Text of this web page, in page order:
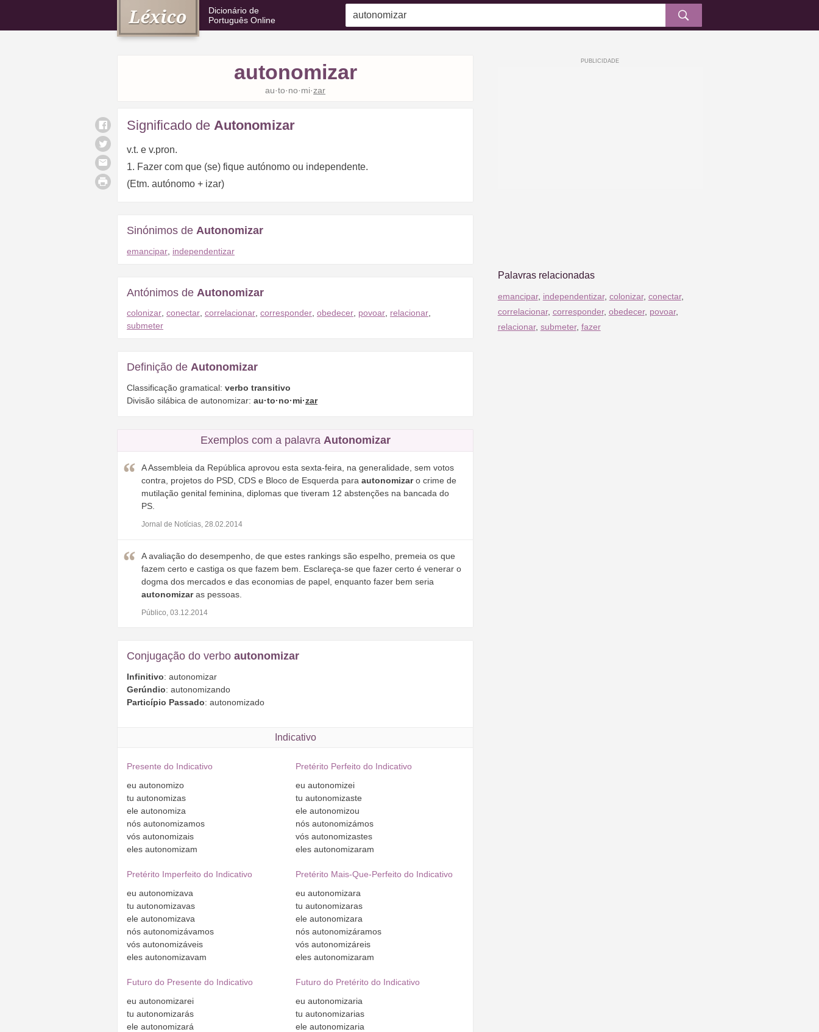
Dicionário de
Português Online
autonomizar
au·to·no·mi·zar
Significado de Autonomizar
v.t. e v.pron.
1. Fazer com que (se) fique autónomo ou independente.
(Etm. autónomo + izar)
Sinónimos de Autonomizar
emancipar independentizar
Antónimos de Autonomizar
colonizar, conectar, correlacionar, corresponder, obedecer, povoar, relacionar,
submeter
Definição de Autonomizar
Classificação gramatical: verbo transitivo
Divisão silábica de autonomizar: au·to·no·mi·zar
Exemplos com a palavra Autonomizar
A Assembleia da República aprovou esta sexta-feira, na generalidade, sem votos
contra, projetos do PSD, CDS e Bloco de Esquerda para autonomizaro crime de
mutilação genital feminina, diplomas que tiveram 12 abstenções na bancada do
PS.
Jornal de Notícias, 28.02.2014
A avaliação do desempenho, de que estes rankings são espelho, premeia os que
fazem certo e castiga os que fazem bem. Esclareça-se que fazer certo é venerar o
dogma dos mercados e das economias de papel, enquanto fazer bem seria
autonomizaras pessoas.
Público, 03.12.2014
Conjugação do verbo autonomizar
Infinitivo: autonomizar
Gerúndio: autonomizando
Particípio Passado: autonomizado
Indicativo
Presente do Indicativo
eu autonomizo
tu autonomizas
ele autonomiza
nós autonomizamos
vós autonomizais
eles autonomizam
Pretérito Perfeito do Indicativo
eu autonomizei
tu autonomizaste
ele autonomizou
nósautonomizámos
vósautonomizastes
elesautonomizaram
Pretérito Imperfeito do Indicativo
eu autonomizava
tu autonomizavas
ele autonomizava
nós autonomizávamos
vós autonomizáveis
eles autonomizavam
Pretérito Mais-Que-Perfeito do Indicativo
eu autonomizara
tu autonomizaras
ele autonomizara
nósautonomizáramos
vósautonomizáreis
elesautonomizaram
Futuro do Presente do Indicativo
eu autonomizarei
tu autonomizarás
ele autonomizará
Futuro do Pretérito do Indicativo
eu autonomizaria
tu autonomizarias
ele autonomizaria
Palavras relacionadas
emancipar, independentizar, colonizar, conectar,
correlacionar, corresponder, obedecer, povoar,
relacionar, submeter, fazer